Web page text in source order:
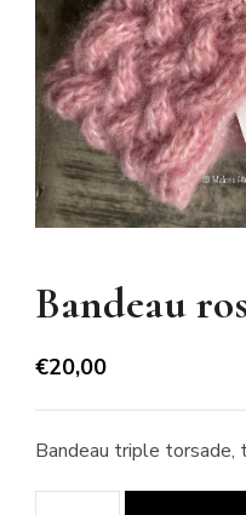
Bandeau
€20,00
Bandeau triple torsade,